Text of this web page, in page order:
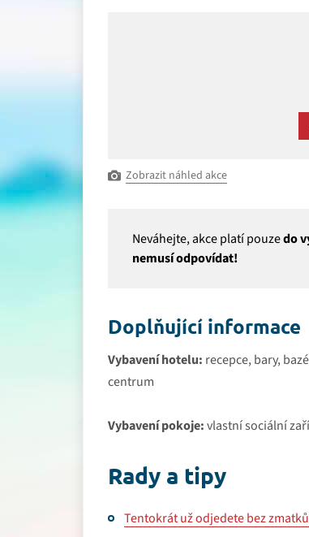
Zobrazit náhled akce
Neváhejte, akce platí pouzedo
nemusí odpovídat!
Doplňující informace
Vybavení hotelu: recepce, bary,
centrum
Vybavení pokoje:vlastní sociální
Rady a tipy
Tentokrát už odjedete bez